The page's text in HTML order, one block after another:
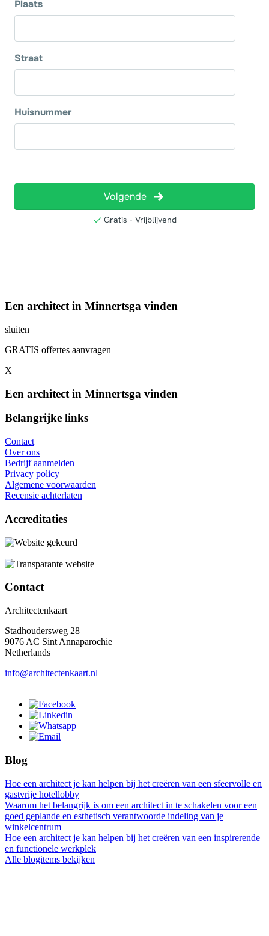
Een architect in Minnertsga vinden
sluiten
GRATIS offertes aanvragen
X
Een architect in Minnertsga vinden
Belangrijke links
Contact
Over ons
Bedrijf aanmelden
Privacy policy
Algemene voorwaarden
Recensie achterlaten
Accreditaties
Contact
Architectenkaart
Stadhoudersweg 28
9076 AC Sint Annaparochie
Netherlands
info@architectenkaart.nl
Blog
Hoe een architect je kan helpen bij het creëren van een sfeervolle en
gastvrije hotellobby
Waarom het belangrijk is om een architect in te schakelen voor een
goed geplande en esthetisch verantwoorde indeling van je
winkelcentrum
Hoe een architect je kan helpen bij het creëren van een inspirerende
en functionele werkplek
Alle blogitems bekijken